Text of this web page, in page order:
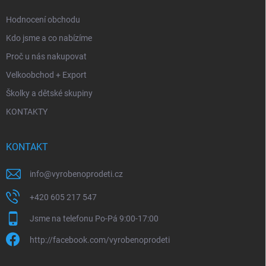
Hodnocení obchodu
Kdo jsme a co nabízíme
Proč u nás nakupovat
Velkoobchod + Export
Školky a dětské skupiny
KONTAKTY
KONTAKT
info@vyrobenoprodeti.cz
+420 605 217 547
Jsme na telefonu Po-Pá 9:00-17:00
http://facebook.com/vyrobenoprodeti